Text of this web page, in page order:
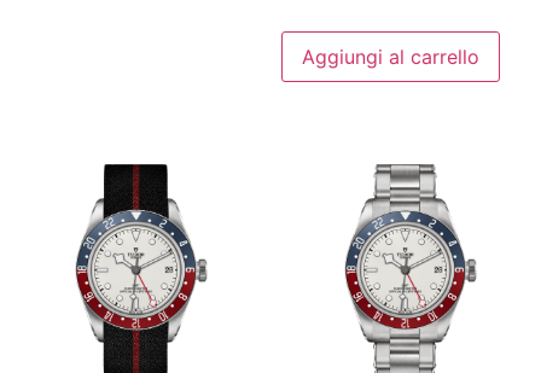
Aggiungi al carrello